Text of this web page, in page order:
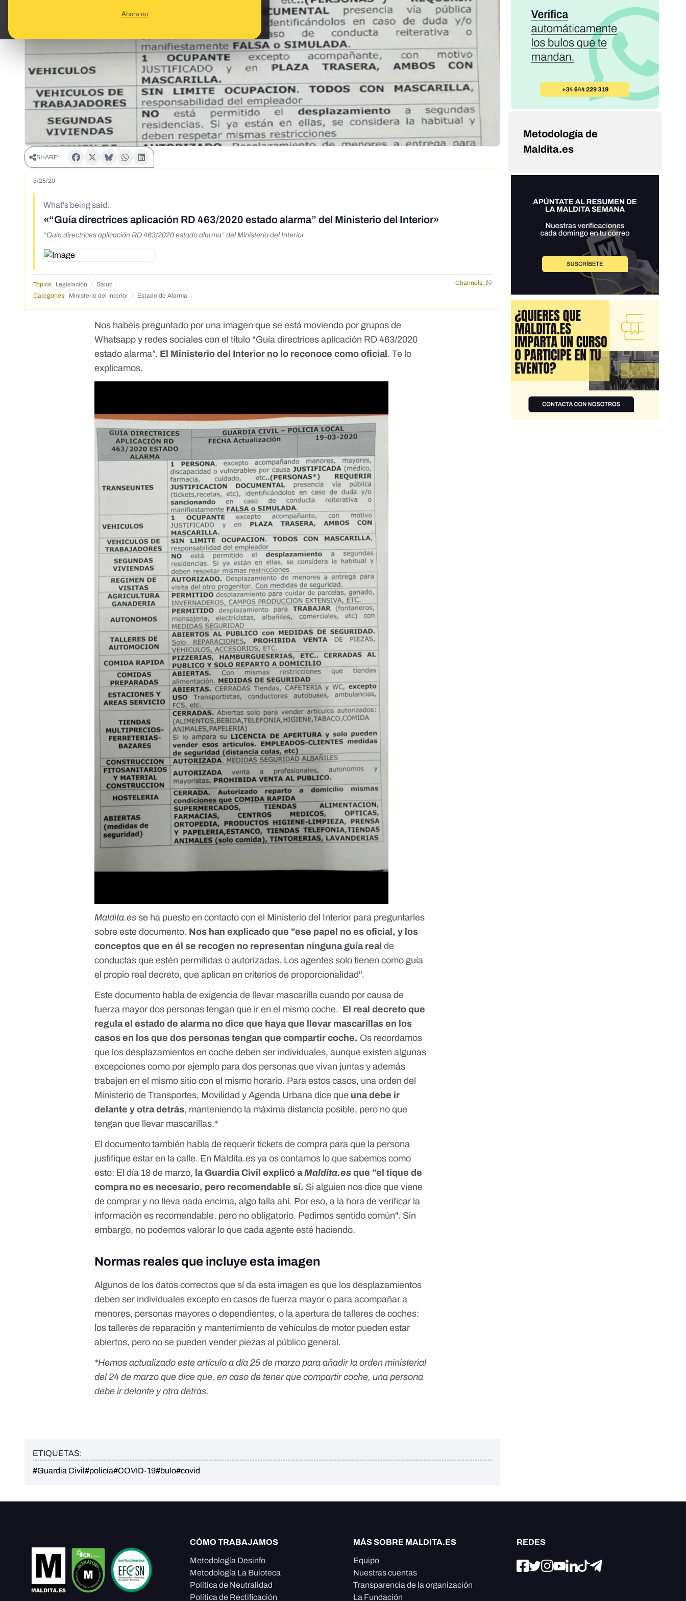
Ahora no
SHARE:
3/25/20
What's being said:
«“Guía directrices aplicación RD 463/2020 estado alarma” del Ministerio del Interior»
“Guía directrices aplicación RD 463/2020 estado alarma” del Ministerio del Interior
Topics Legislación Salud
Channels:
Categories
Ministerio del Interior Estado de Alarma
Nos habéis preguntado por una imagen que se está moviendo por grupos de
Whatsapp y redes sociales con el título “Guía directrices aplicación RD 463/2020
estado alarma”. El Ministerio del Interior no lo reconoce como oficial . Te lo
explicamos.
Maldita.esse ha puesto en contacto con el Ministerio del Interior para preguntarles
sobre este documento. Nos han explicado que "ese papel no es oficial, y los
conceptos que en él se recogen no representan ninguna guía real de
conductas que estén permitidas o autorizadas. Los agentes solo tienen como guía
el propio real decreto, que aplican en criterios de proporcionalidad".
Este documento habla de exigencia de llevar mascarilla cuando por causa de
fuerza mayor dos personas tengan que ir en el mismo coche. El realdecreto que
regula el estado de alarmano dice que haya que llevar mascarillas en los
casos en los que dos personas tengan que compartir coche. Os recordamos
que los desplazamientos en coche deben ser individuales, aunque existen algunas
excepciones como por ejemplo parados personas que vivan juntas y además
trabajen en el mismo sitio con el mismo horario. Para estos casos, unaorden del
Ministerio de Transportes, Movilidad y Agenda Urbana dice que una debe ir
delante y otra detrás, manteniendo la máxima distancia posible, pero no que
tengan que llevar mascarillas.*
El documento también habla de requerir tickets de compra para que la persona
justifique estar en la calle. En Maldita.es ya os contamos lo que sabemos como
esto: El día 18 de marzo, la Guardia Civil explicó aMaldita.esque "el tique de
compra no es necesario, pero recomendable sí. Si alguien nos dice que viene
de comprar y no lleva nada encima, algo falla ahí. Por eso, a la hora de verificar la
información es recomendable, pero no obligatorio. Pedimos sentido común". Sin
embargo, no podemos valorar lo que cada agente esté haciendo.
Normas reales que incluye esta imagen
Algunos de los datos correctos que sí da esta imagen es que los desplazamientos
deben ser individuales excepto en casos de fuerza mayor o para acompañar a
menores, personas mayores o dependientes, o la apertura de talleres de coches:
los talleres de reparación y mantenimiento de vehículos de motor pueden estar
abiertos, pero no se pueden vender piezas al público general.
*Hemos actualizado este artículo a día 25 de marzo para añadir la orden ministerial
del 24 de marzo que dice que, en caso de tener que compartir coche, una persona
debe ir delante y otra detrás.
ETIQUETAS:
#Guardia Civil#policía#COVID-19#bulo#covid
Metodología de
Maldita.es
CÓMO TRABAJAMOS
Metodología Desinfo
Metodología La Buloteca
Política de Neutralidad
Política de Rectificación
MÁS SOBRE MALDITA.ES
Equipo
Nuestras cuentas
Transparencia de la organización
La Fundación
REDES